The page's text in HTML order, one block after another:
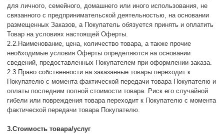
для личного, семейного, домашнего или иного использования, не
связанного с предпринимательской деятельностью, на основании
размещенных Заказов, а Покупатель обязуется принять и оплатить
Товар на условиях настоящей Оферты.
2.2.Наименование, цена, количество товара, а также прочие
необходимые условия Оферты определяются на основании
сведений, предоставленных Покупателем при оформлении заказа.
2.3.Право собственности на заказанные товары переходит к
Покупателю с момента фактической передачи товара Покупателю и
оплаты последним полной стоимости товара. Риск его случайной
гибели или повреждения товара переходит к Покупателю с момента
фактической передачи товара Покупателю.
3.Стоимость товара/услуг